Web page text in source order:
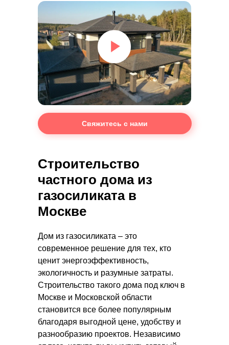
Свяжитесь с нами
Строительство
частного дома из
газосиликата в
Москве
Дом из газосиликата – это
современное решение для тех, кто
ценит энергоэффективность,
экологичность и разумные затраты.
Строительство такого дома под ключ в
Москве и Московской области
становится все более популярным
благодаря выгодной цене, удобству и
разнообразию проектов. Независимо